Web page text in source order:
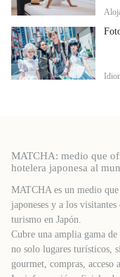
MATCHA: medio que
hotelera japonesa al
MATCHA es un medio
japoneses y a los
turismo en Japón.
Cubre una amplia gama
no solo lugares turísticos,
gourmet, compras, acceso